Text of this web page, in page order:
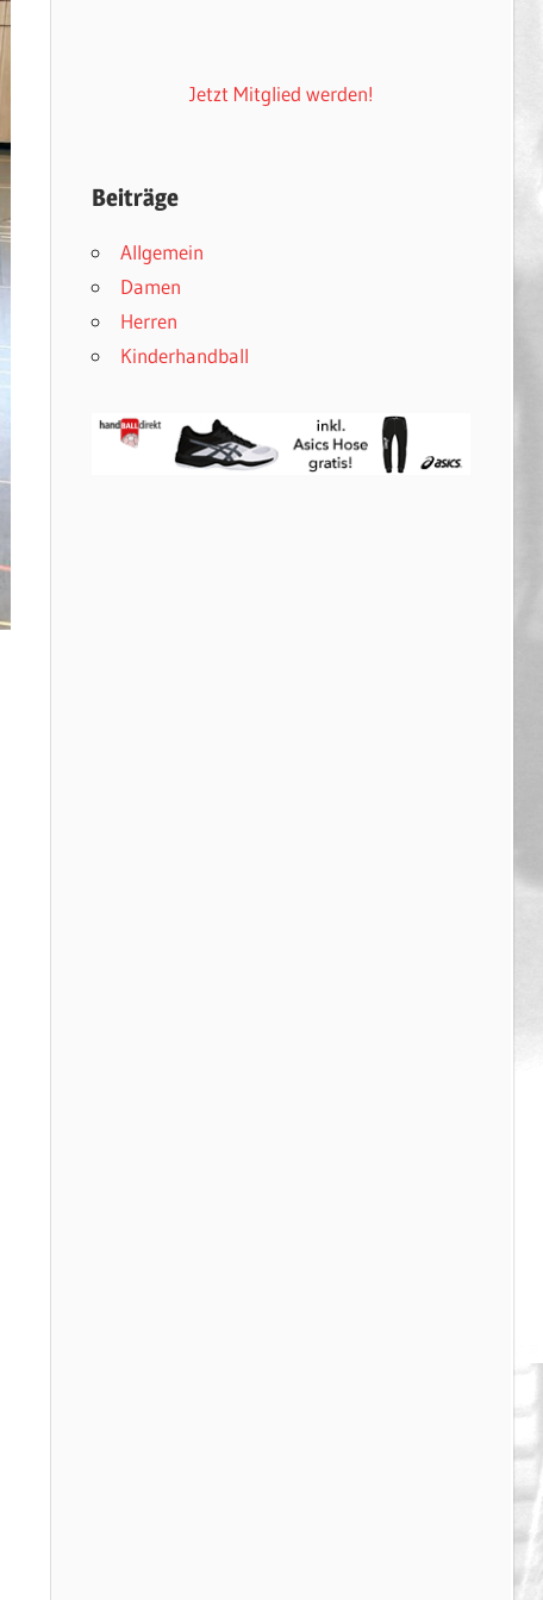
Jetzt Mitglied werden!
Beiträge
Allgemein
Damen
Herren
Kinderhandball